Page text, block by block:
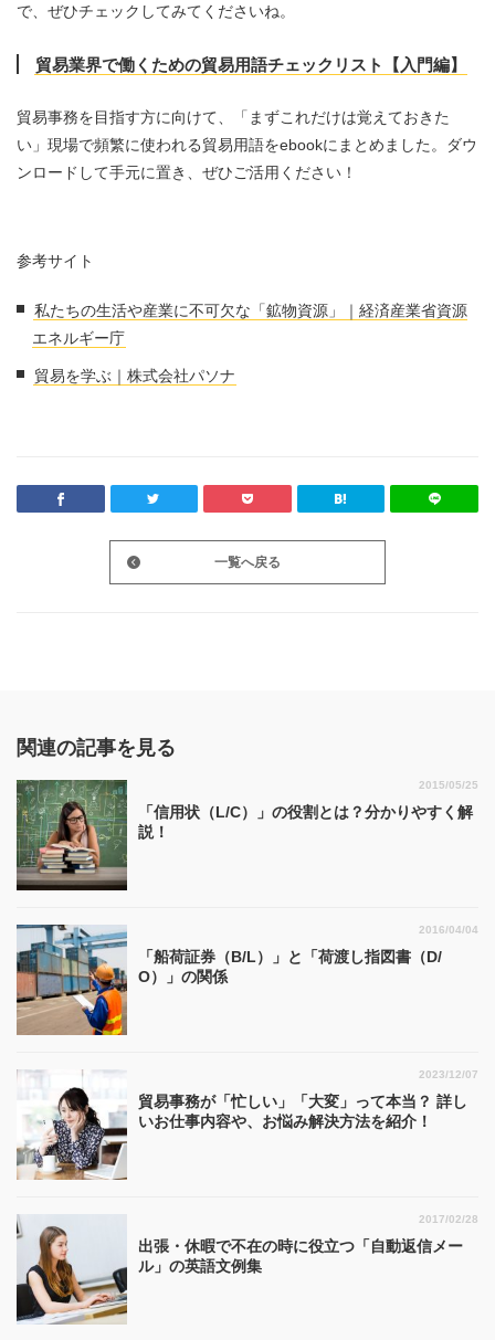
で、ぜひチェックしてみてくださいね。
貿易業界で働くための貿易用語チェックリスト【入門編】
貿易事務を目指す方に向けて、「まずこれだけは覚えておきた
い」現場で頻繁に使われる貿易用語をebookにまとめました。ダウ
ンロードして手元に置き、ぜひご活用ください！
参考サイト
私たちの生活や産業に不可欠な「鉱物資源」｜経済産業省資源
エネルギー庁
貿易を学ぶ｜株式会社パソナ
一覧へ戻る
関連の記事を見る
「信用状（L/C）」の役割とは？分かりやすく解
説！
2015/05/25
「船荷証券（B/L）」と「荷渡し指図書（D/
O）」の関係
2016/04/04
貿易事務が「忙しい」「大変」って本当？ 詳し
いお仕事内容や、お悩み解決方法を紹介！
2023/12/07
出張・休暇で不在の時に役立つ「自動返信メー
ル」の英語文例集
2017/02/28